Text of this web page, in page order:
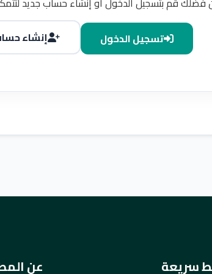
تسجيل الدخول
إنشاء
سريعة عن